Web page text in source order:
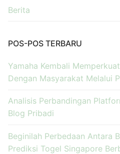
Berita
POS-POS TERBARU
Yamaha Kembali
Dengan Masyarakat Melalui
Analisis Perbandingan
Blog Pribadi
Beginilah Perbedaan Antara
Prediksi Togel Singapore